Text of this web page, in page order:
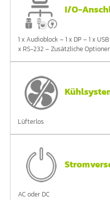
I/O-
1 x Audioblock – 1 x DP – 1 x
x RS-232 – Zusätzliche
Lüfterlos
AC oder DC